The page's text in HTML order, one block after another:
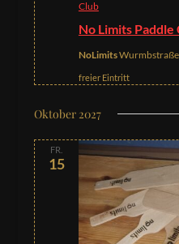
No Limits Paddle
Club
NoLimits
freier Eintritt
Oktober 2027
FR.
15